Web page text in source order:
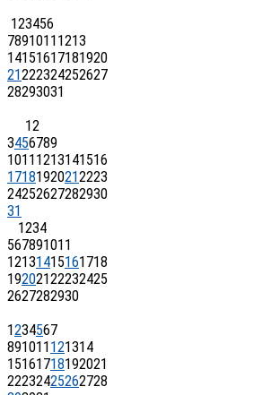
123456
78910111213
14151617181920
21222324252627
28293031
12
3456789
10111213141516
17181920212223
24252627282930
31
1234
567891011
12131415161718
19202122232425
2627282930
1234567
891011121314
15161718192021
22232425262728